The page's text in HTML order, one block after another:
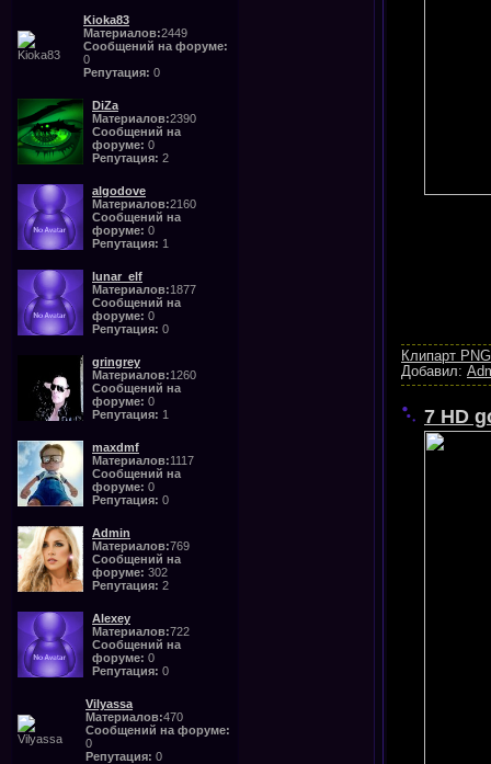
Kioka83
Материалов:2449
Сообщений на форуме:
0
Репутация: 0
DiZa
Материалов:2390
Сообщений на
форуме: 0
Репутация: 2
algodove
Материалов:2160
Сообщений на
форуме: 0
Репутация: 1
lunar_elf
Материалов:1877
Сообщений на
форуме: 0
Репутация: 0
gringrey
Материалов:1260
Сообщений на
форуме: 0
Репутация: 1
maxdmf
Материалов:1117
Сообщений на
форуме: 0
Репутация: 0
Admin
Материалов:769
Сообщений на
форуме: 302
Репутация: 2
Alexey
Материалов:722
Сообщений на
форуме: 0
Репутация: 0
Vilyassa
Материалов:470
Сообщений на форуме:
0
Репутация: 0
Клипарт
Добавил:
7 HD